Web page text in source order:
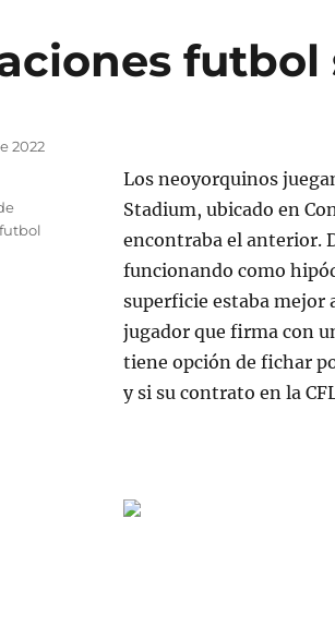
futbol
Los neoyorquinos
Stadium, ubicado en
encontraba el anterior.
funcionando como
superficie estaba mejor
jugador que firma con
tiene opción de fichar
y si su contrato en la
2022